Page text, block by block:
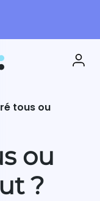
tous ou
ou
?